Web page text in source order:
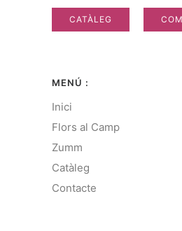
CATÀLEG
MENÚ :
Inici
Flors al Camp
Zumm
Catàleg
Contacte